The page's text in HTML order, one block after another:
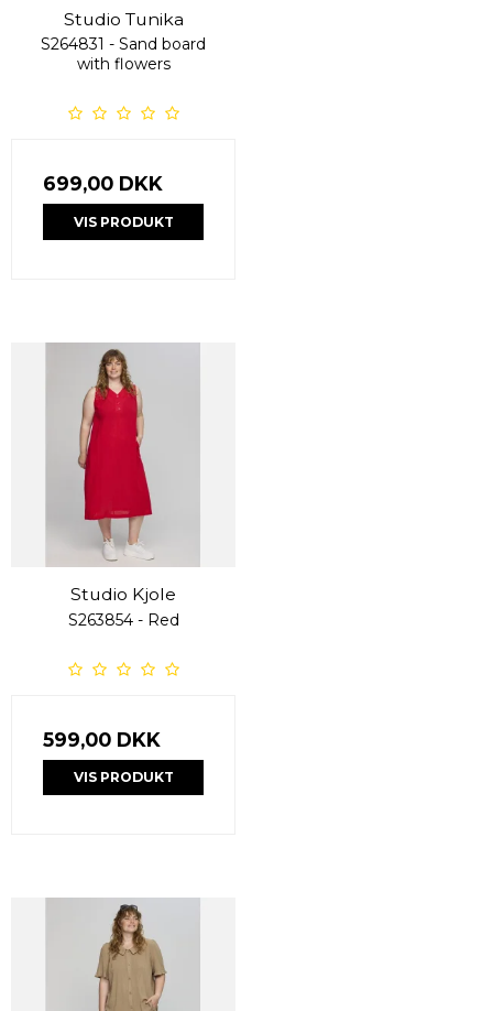
Studio Tunika
S264831 - Sand board
with flowers
699,00 DKK
VIS PRODUKT
Studio Kjole
S263854 - Red
599,00 DKK
VIS PRODUKT